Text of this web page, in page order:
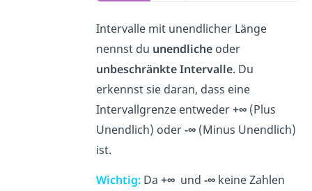
Intervalle mit unendlicher Länge
nennst du unendliche oder
unbeschränkte Intervalle. Du
erkennst sie daran, dass eine
Intervallgrenze entweder+∞ (Plus
Unendlich) oder-∞ (Minus Unendlich)
ist.
Wichtig: Da+∞ und-∞ keine Zahlen